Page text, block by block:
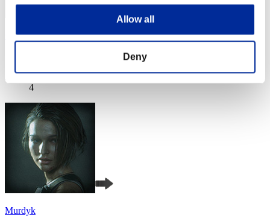
Allow all
Deny
OHOTNIK3319_
Posizione
4
Murdyk